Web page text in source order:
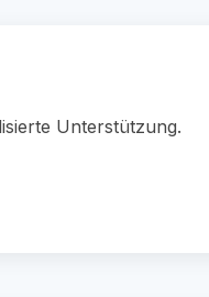
Unterstützung.